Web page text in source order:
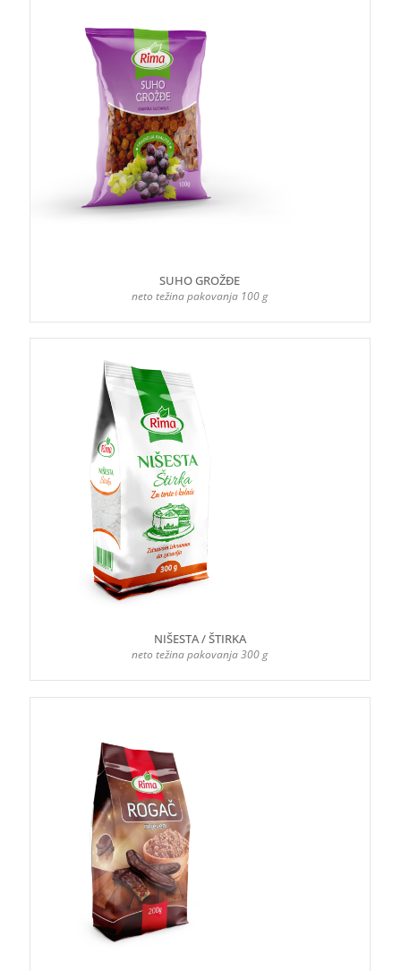
SUHO GROŽĐE
neto težina pakovanja 100 g
NIŠESTA / ŠTIRKA
neto težina pakovanja 300 g